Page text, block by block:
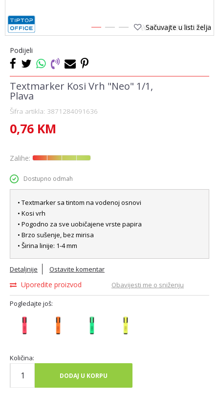
1 2 3 Sačuvajte u listi želja
Podijeli
Textmarker Kosi Vrh "Neo" 1/1,
Plava
Šifra artikla: 3871284091636
0,76 KM
Zalihe:
Dostupno odmah
• Textmarker sa tintom na vodenoj osnovi
• Kosi vrh
• Pogodno za sve uobičajene vrste papira
• Brzo sušenje, bez mirisa
• Širina linije: 1-4 mm
Detaljnije Ostavite komentar
Uporedite proizvod Obavijesti me o sniženju
Pogledajte još:
Količina:
DODAJ U KORPU